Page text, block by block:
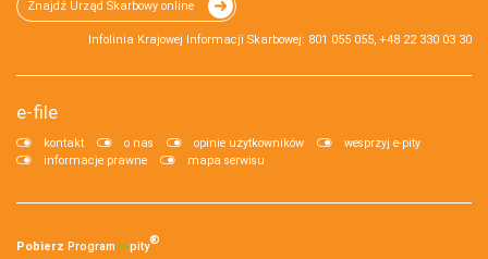
Znajdź Urząd Skarbowy online
Infolinia Krajowej Informacji Skarbowej: 801 055 055, +48 22 330 03 30
e-file
kontakt o nas opinie użytkowników
wesprzyj e-pity
informacje prawne
mapa serwisu
Pobierz Program e‑pity®